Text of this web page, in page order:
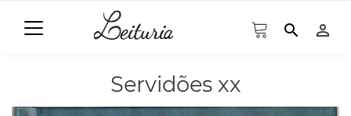
search person_outline
Servidões xx